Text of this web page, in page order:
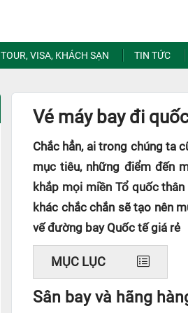
TOUR, VISA, KHÁCH SẠN TIN TỨC
Vé máy bay đi
Chắc hẳn, ai trong chúng ta
mục tiêu, những điểm đến
khắp mọi miền Tổ quốc
khác chắc chắn sẽ tạo nên
vế đường bay Quốc tế giá rẻ
MỤC LỤC
Sân bay và hãng